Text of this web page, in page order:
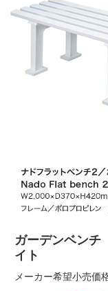
ガーデンベン
イト
メーカー希望小売価